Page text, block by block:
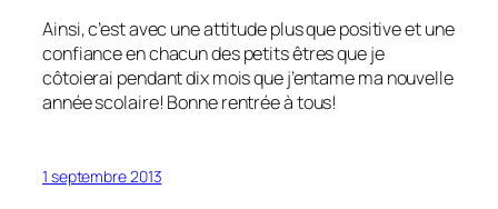
Ainsi, c’est avec une attitude plus que positive et une
confiance en chacun des petits êtres que je
côtoierai pendant dix mois que j’entame ma nouvelle
année scolaire! Bonne rentrée à tous!
1 septembre 2013